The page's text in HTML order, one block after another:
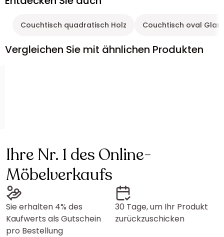
Couchtisch quadratisch Holz Couchtisch oval Glas
Vergleichen Sie mit ähnlichen Produkten
Ihre Nr. 1 des Online-
Möbelverkaufs
Sie erhalten 4% des
Kaufwerts als Gutschein
pro Bestellung
30 Tage, um Ihr Produkt
zurückzuschicken